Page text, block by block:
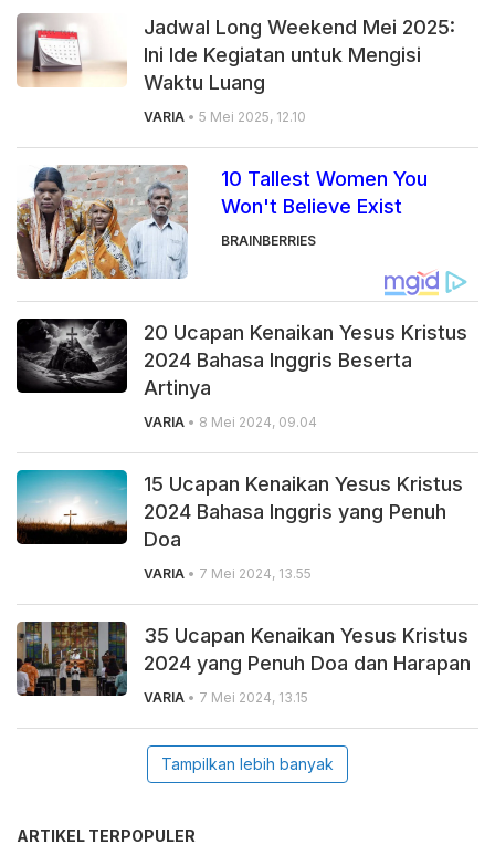
Jadwal Long Weekend Mei 2025:
Ini Ide Kegiatan untuk Mengisi
Waktu Luang
VARIA • 5 Mei 2025, 12.10
10 Tallest Women You
Won't Believe Exist
BRAINBERRIES
20 Ucapan Kenaikan Yesus Kristus
2024 Bahasa Inggris Beserta
Artinya
VARIA • 8 Mei 2024, 09.04
15 Ucapan Kenaikan Yesus Kristus
2024 Bahasa Inggris yang Penuh
Doa
VARIA • 7 Mei 2024, 13.55
35 Ucapan Kenaikan Yesus Kristus
2024 yang Penuh Doa dan Harapan
VARIA • 7 Mei 2024, 13.15
Tampilkan lebih banyak
ARTIKEL TERPOPULER